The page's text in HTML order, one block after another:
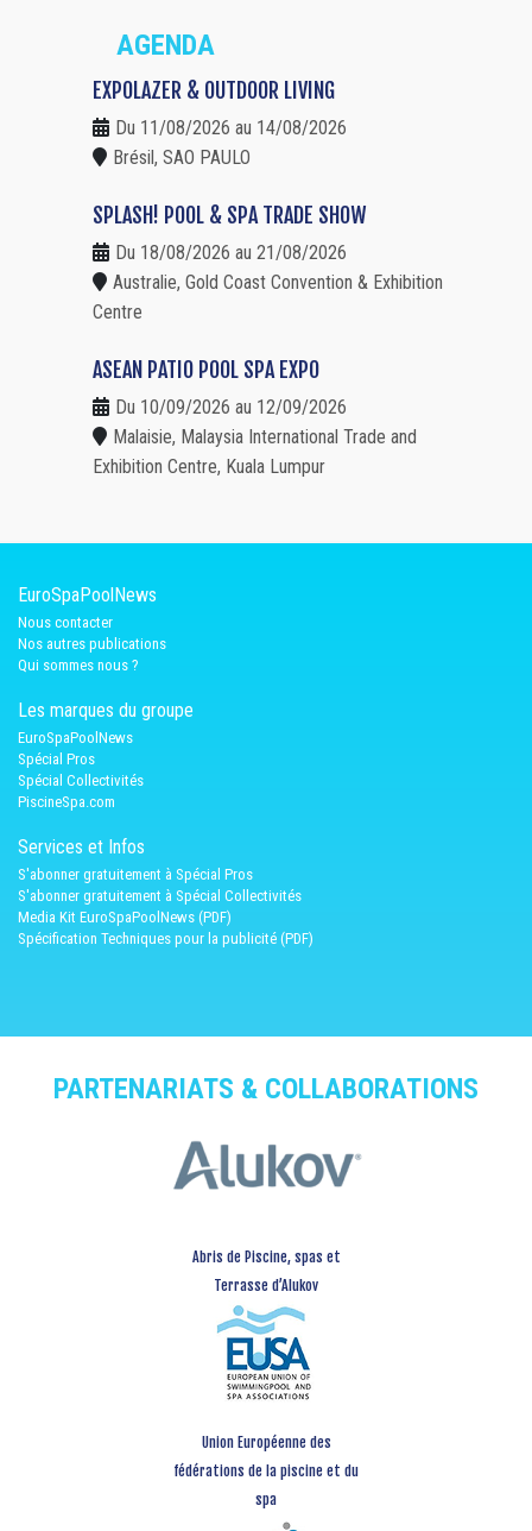
AGENDA
EXPOLAZER & OUTDOOR LIVING
Du 11/08/2026 au 14/08/2026
Brésil, SAO PAULO
SPLASH! POOL & SPA TRADE SHOW
Du 18/08/2026 au 21/08/2026
Australie, Gold Coast Convention & Exhibition
Centre
ASEAN PATIO POOL SPA EXPO
Du 10/09/2026 au 12/09/2026
Malaisie, Malaysia International Trade and
Exhibition Centre, Kuala Lumpur
EuroSpaPoolNews
Nous contacter
Nos autres publications
Qui sommes nous ?
Les marques du groupe
EuroSpaPoolNews
Spécial Pros
Spécial Collectivités
PiscineSpa.com
Services et Infos
S'abonner gratuitement à Spécial Pros
S'abonner gratuitement à Spécial Collectivités
Media Kit EuroSpaPoolNews (PDF)
Spécification Techniques pour la publicité (PDF)
PARTENARIATS & COLLABORATIONS
Abris de Piscine, spas et
Terrasse d’Alukov
Union Européenne des
fédérations de la piscine et du
spa